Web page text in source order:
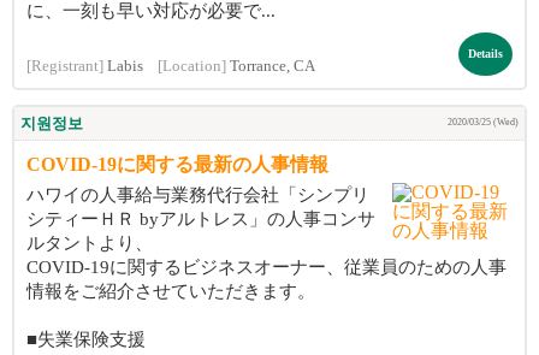
に、一刻も早い対応が必要で...
[Registrant] Labis [Location] Torrance, CA
Details
지원정보 2020/03/25 (Wed)
COVID-19に関する最新の人事情報
ハワイの人事給与業務代行会社「シンプリ
シティーＨＲ byアルトレス」の人事コンサ
ルタントより、
COVID-19に関するビジネスオーナー、従業員のための人事
情報をご紹介させていただきます。
■失業保険支援